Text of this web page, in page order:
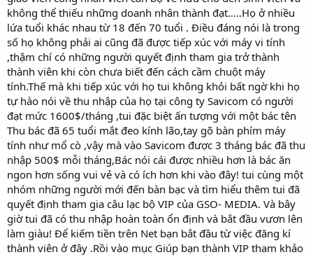
không thể thiếu những doanh nhân thành đạt…..Họ ở nhiều
lứa tuổi khác nhau từ 18 đến 70 tuổi . Điều đáng nói là trong
số họ không phải ai cũng đã được tiếp xúc với máy vi tính
,thậm chí có những người quyết định tham gia trở thành
thành viên khi còn chưa biết đến cách cầm chuột máy
tính.Thế mà khi tiếp xúc với họ tui không khỏi bất ngờ khi họ
tự hào nói về thu nhập của họ tại công ty Savicom có người
đạt mức 1600$/tháng ,tui đặc biệt ấn tượng với một bác tên
Thu bác đã 65 tuổi mắt đeo kính lão,tay gõ bàn phím máy
tính như mổ cò ,vậy mà vào Savicom được 3 tháng bác đã thu
nhập 500$ mỗi tháng,Bác nói cái được nhiều hơn là bác ăn
ngon hơn sống vui vẻ và có ích hơn khi vào đây! tui cùng một
nhóm những người mới đến bàn bạc và tìm hiểu thêm tui đã
quyết định tham gia câu lạc bộ VIP của GSO- MEDIA. Và bây
giờ tui đã có thu nhập hoàn toàn ổn định và bắt đầu vươn lên
làm giàu! Để kiếm tiền trên Net bạn bắt đầu từ việc đăng kí
thành viên ở đây .Rồi vào mục Giúp bạn thành VIP tham khảo